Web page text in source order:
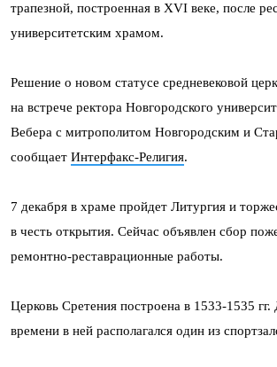
трапезной, построенная в XVI веке, после
университетским храмом.
Решение о новом статусе средневековой
на встрече ректора Новгородского
Вебера с митрополитом Новгородским и
сообщает Интерфакс-Религия.
7 декабря в храме пройдет Литургия и
в честь открытия. Сейчас объявлен сбор
ремонтно-реставрационные работы.
Церковь Сретения построена в 1533-1535 гг.
времени в ней располагался один из